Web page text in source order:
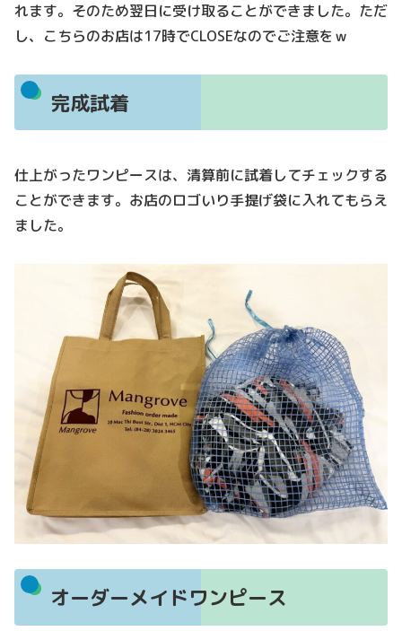
れます。そのため翌日に受け取ることができました。ただ
し、こちらのお店は17時でCLOSEなのでご注意をｗ
完成試着
仕上がったワンピースは、清算前に試着してチェックする
ことができます。お店のロゴいり手提げ袋に入れてもらえ
ました。
オーダーメイドワンピース